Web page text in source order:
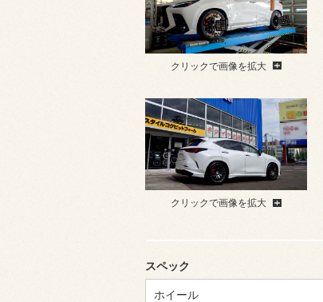
クリックで画像を拡大
クリックで画像を拡大
スペック
ホイール